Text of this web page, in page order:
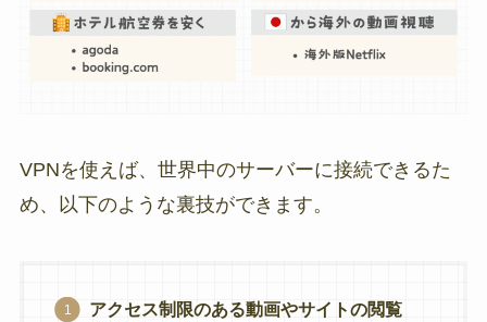
VPNを使えば、世界中のサーバーに接続できるた
め、以下のような裏技ができます。
アクセス制限のある動画やサイトの閲覧